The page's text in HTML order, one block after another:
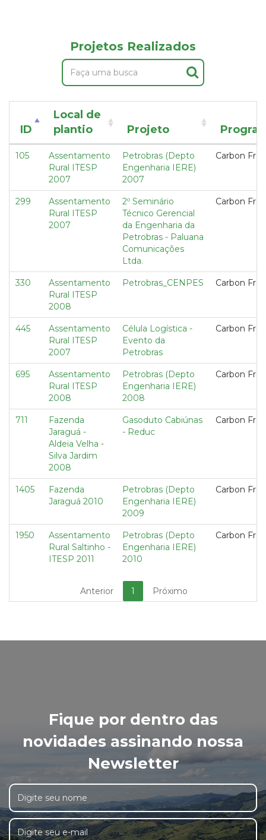
Projetos Realizados
ID
Local de
plantio
Projeto
105
Assentamento
Rural ITESP
2007
Petrobras (Depto
Engenharia IERE)
2007
Carbon Free
299
Assentamento
Rural ITESP
2007
2º Seminário
Técnico Gerencial
da Engenharia da
Petrobras - Paluana
Comunicações
Ltda.
Carbon Free
330
Assentamento
Rural ITESP
2008
Petrobras_CENPES Carbon Free
445
Assentamento
Rural ITESP
2007
Célula Logística -
Evento da
Petrobras
Carbon Free
695
Assentamento
Rural ITESP
2008
Petrobras (Depto
Engenharia IERE)
2008
Carbon Free
711
Fazenda
Jaraguá -
Aldeia Velha -
Silva Jardim
2008
Gasoduto Cabiúnas
- Reduc
Carbon Free
1405
Fazenda
Jaraguá 2010
Petrobras (Depto
Engenharia IERE)
2009
Carbon Free
1950
Assentamento
Rural Saltinho -
ITESP 2011
Petrobras (Depto
Engenharia IERE)
2010
Carbon Free
Anterior 1 Próximo
Fique por dentro das
novidades assinando nossa
Newsletter